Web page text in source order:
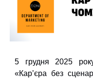
5 грудня 2025
«Кар’єра без